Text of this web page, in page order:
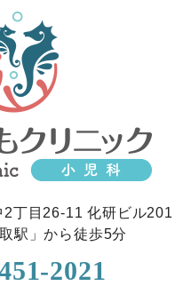
丁目26-11 化研ビル201
駅」から徒歩5分
2021